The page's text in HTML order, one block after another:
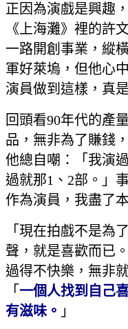
正因為演戲是興趣
《上海灘》裡的許
一路開創事業，縱
軍好萊塢，但他心
演員做到這樣，真
回頭看90年代的產
品，無非為了賺錢
他總自嘲：「我演
過就那1、2部。」
作為演員，我盡了本
「現在拍戲不是為
聲，就是喜歡而已
過得不快樂，無非
「 一個人找到自己
有滋味。 」